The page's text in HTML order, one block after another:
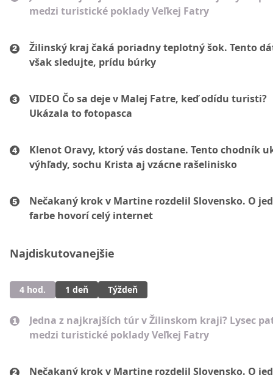
medzi turistické poklady Veľkej Fatry
Žilinský kraj čaká poriadny teplotný šok. Tento
však sledujte, prídu búrky
VIDEO Čo sa deje v Malej Fatre, keď odídu turisti?
Ukázala to fotopasca
Klenot Oravy, ktorý vás dostane. Tento chodník
výhľady, sochu Krista aj vzácne rašelinisko
Nečakaný krok v Martine rozdelil Slovensko. O
farbe hovorí celý internet
Najdiskutovanejšie
4 hod. 1 deň Týždeň
Jedna z najkrajších túr v Žilinskom kraji? Lysec
medzi turistické poklady Veľkej Fatry
Nečakaný krok v Martine rozdelil Slovensko. O